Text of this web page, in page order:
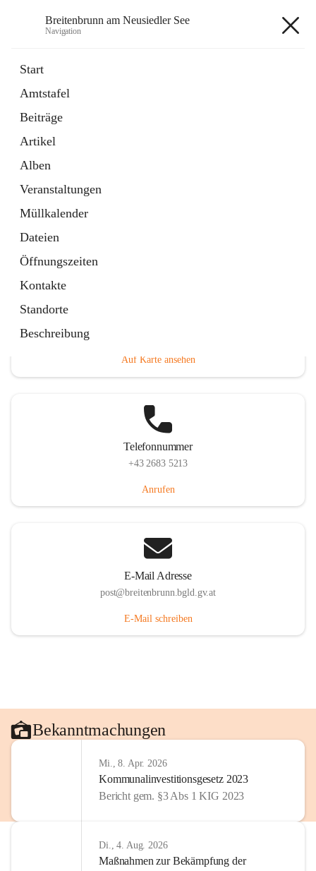
Breitenbrunn am Neusiedler See
Navigation
Start
Amtstafel
Beiträge
Artikel
Alben
Veranstaltungen
Müllkalender
Dateien
Öffnungszeiten
Kontakte
Standorte
Beschreibung
18 Schnellzugriffe
Gemeindeservice
Auf Karte ansehen
Telefonnummer
+43 2683 5213
Anrufen
E-Mail Adresse
post@breitenbrunn.bgld.gv.at
E-Mail schreiben
Bekanntmachungen
Mi., 8. Apr. 2026
Kommunalinvestitionsgesetz 2023
Bericht gem. §3 Abs 1 KIG 2023
Di., 4. Aug. 2026
Maßnahmen zur Bekämpfung der